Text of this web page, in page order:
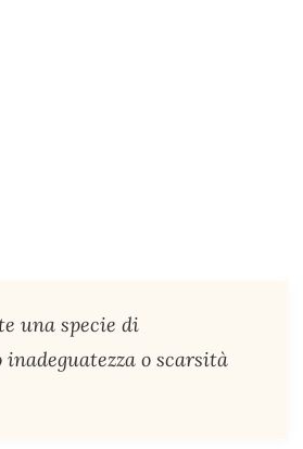
una specie di
o scarsità